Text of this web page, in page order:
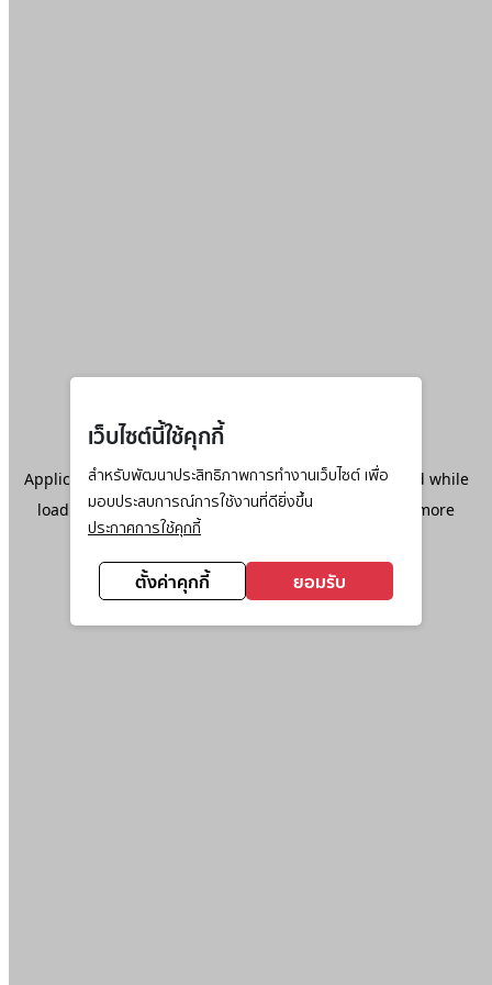
เว็บไซต์นี้ใช้คุกกี้
สำหรับพัฒนาประสิทธิภาพการทำงานเว็บไซต์ เพื่อ
มอบประสบการณ์การใช้งานที่ดียิ่งขึ้น
ประกาศการใช้คุกกี้
ตั้งค่าคุกกี้ ยอมรับ
Application error: aclient-side exception has occurred while
loadingwww.ktc.co.th(see the browser console
for more
information).